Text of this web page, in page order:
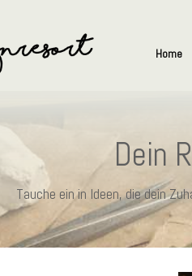
Home
Dein
Tauche ein in Ideen, die dein